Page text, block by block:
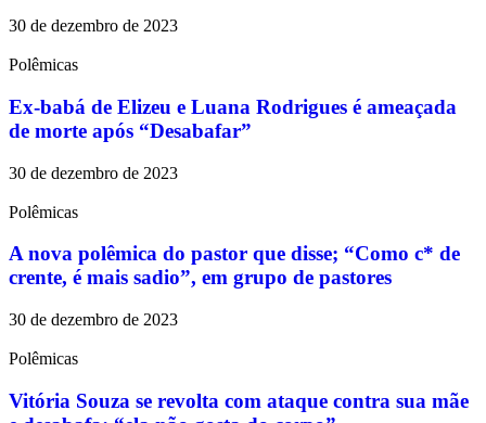
30 de dezembro de 2023
Polêmicas
Ex-babá de Elizeu e Luana Rodrigues é ameaçada
de morte após “Desabafar”
30 de dezembro de 2023
Polêmicas
A nova polêmica do pastor que disse; “Como c* de
crente, é mais sadio”, em grupo de pastores
30 de dezembro de 2023
Polêmicas
Vitória Souza se revolta com ataque contra sua mãe